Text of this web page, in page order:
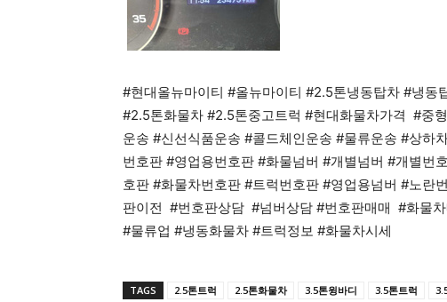
#현대올뉴마이티 #올뉴마이티 #2.5톤냉동탑차 #냉
#2.5톤화물차 #2.5톤중고트럭 #현대화물차가격 #중
운송 #신선식품운송 #콜드체인운송 #물류운송 #상하
번호판 #영업용번호판 #화물넘버 #개별넘버 #개별번
호판 #화물차번호판 #트럭번호판 #영업용넘버 #노란
판이전 #번호판상담 #넘버상담 #번호판매매 #화물
#물류업 #냉동화물차 #트럭정보 #화물차시세
TAGS 2.5톤트럭 2.5톤화물차 3.5톤윙바디 3.5톤트럭